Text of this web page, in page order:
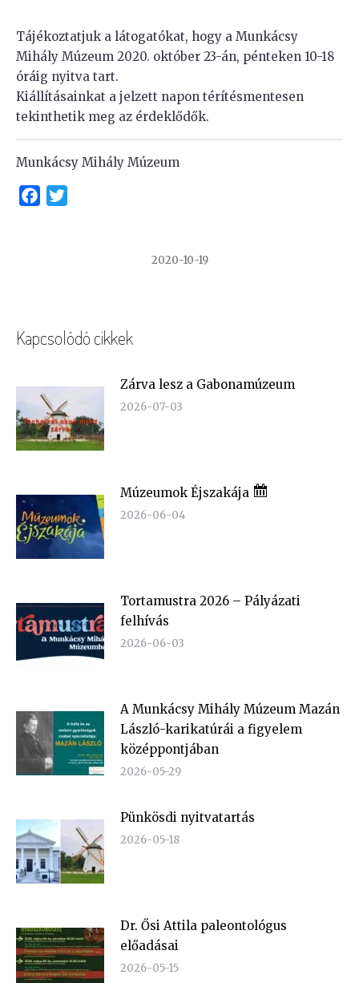
Tájékoztatjuk a látogatókat, hogy a Munkácsy
Mihály Múzeum 2020. október 23-án, pénteken 10-18
óráig nyitva tart.
Kiállításainkat a jelzett napon térítésmentesen
tekinthetik meg az érdeklődők.
Munkácsy Mihály Múzeum
Facebook
2020-10-19
Kapcsolódó cikkek
Zárva lesz a Gabonamúzeum
2026-07-03
Múzeumok Éjszakája
2026-06-04
Tortamustra 2026 – Pályázati
felhívás
2026-06-03
A Munkácsy Mihály Múzeum Mazán
László-karikatúrái a figyelem
középpontjában
2026-05-29
Pünkösdi nyitvatartás
2026-05-18
Dr. Ősi Attila paleontológus
előadásai
2026-05-15